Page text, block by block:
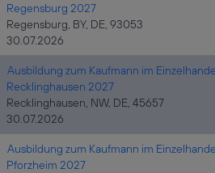
Regensburg 2027
Regensburg, BY, DE, 93053
30.07.2026
Ausbildung zum Kaufmann im
Recklinghausen 2027
Recklinghausen, NW, DE, 45657
30.07.2026
Ausbildung zum Kaufmann im
Pforzheim 2027